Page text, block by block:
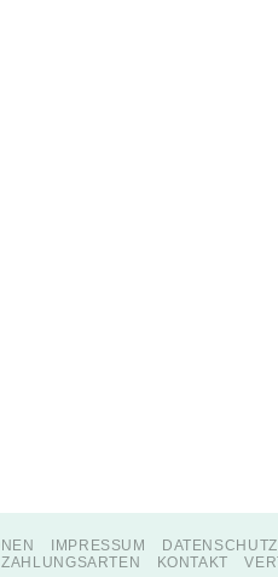
IMPRESSUM
ZAHLUNGSARTEN KONTAKT